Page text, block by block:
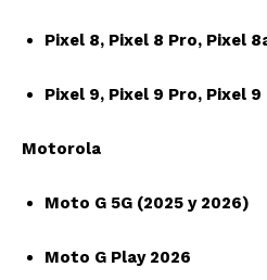
Pixel 8, Pixel 8 Pro, Pixel
Pixel 9, Pixel 9 Pro, Pixel 9
Motorola
Moto G 5G (2025 y 2026)
Moto G Play 2026